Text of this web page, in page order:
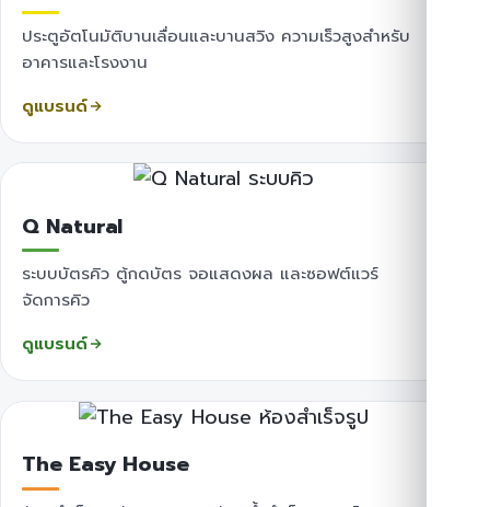
ประตูอัตโนมัติบานเลื่อนและบานสวิง ความเร็วสูงสำหรับ
อาคารและโรงงาน
ดูแบรนด์
Q Natural
ระบบบัตรคิว ตู้กดบัตร จอแสดงผล และซอฟต์แวร์
จัดการคิว
ดูแบรนด์
The Easy House